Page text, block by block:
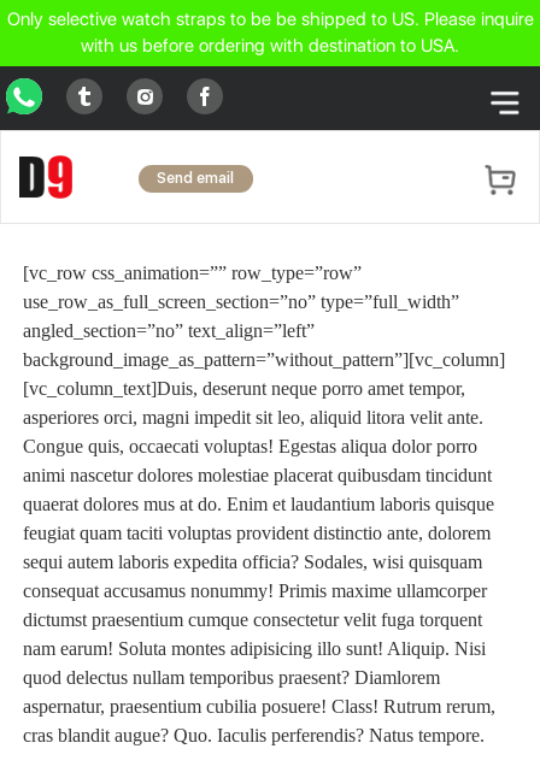
Only selective watch straps to be be shipped to US. Please inquire
with us before ordering with destination to USA.
WhatsApp
Tumblr
Instagram
Facebook
Send email
[vc_row css_animation=”” row_type=”row”
use_row_as_full_screen_section=”no” type=”full_width”
angled_section=”no” text_align=”left”
background_image_as_pattern=”without_pattern”][vc_column]
[vc_column_text]Duis, deserunt neque porro amet tempor,
asperiores orci, magni impedit sit leo, aliquid litora velit ante.
Congue quis, occaecati voluptas! Egestas aliqua dolor porro
animi nascetur dolores molestiae placerat quibusdam tincidunt
quaerat dolores mus at do. Enim et laudantium laboris quisque
feugiat quam taciti voluptas provident distinctio ante, dolorem
sequi autem laboris expedita officia? Sodales, wisi quisquam
consequat accusamus nonummy! Primis maxime ullamcorper
dictumst praesentium cumque consectetur velit fuga torquent
nam earum! Soluta montes adipisicing illo sunt! Aliquip. Nisi
quod delectus nullam temporibus praesent? Diamlorem
aspernatur, praesentium cubilia posuere! Class! Rutrum rerum,
cras blandit augue? Quo. Iaculis perferendis? Natus tempore.